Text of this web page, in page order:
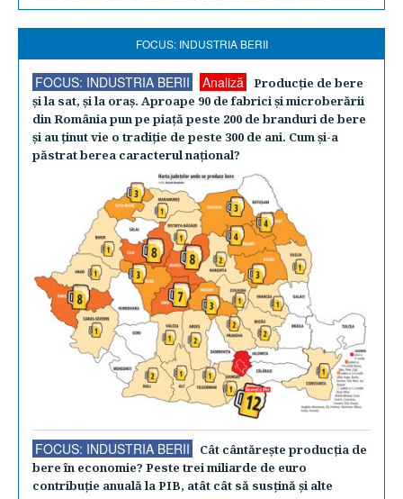
FOCUS: INDUSTRIA BERII
FOCUS: INDUSTRIA BERII Analiză
Producţie de bere
şi la sat, şi la oraş. Aproape 90 de fabrici şi microberării
din România pun pe piaţă peste 200 de branduri de bere
şi au ţinut vie o tradiţie de peste 300 de ani. Cum şi-a
păstrat berea caracterul naţional?
FOCUS: INDUSTRIA BERII
Cât cântăreşte producţia de
bere în economie? Peste trei miliarde de euro
contribuţie anuală la PIB, atât cât să susţină şi alte